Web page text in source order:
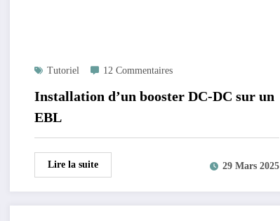
Tutoriel 12 Commentaires
Installation d’un booster DC-DC sur un
EBL
Lire la suite 29 Mars 2025